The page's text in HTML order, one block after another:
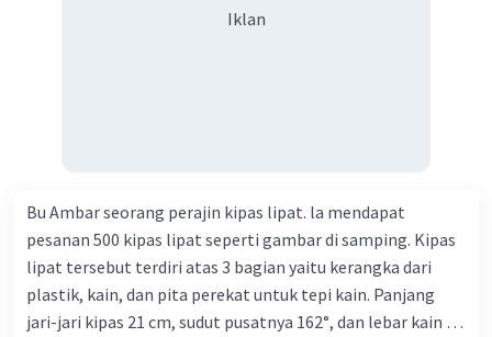
Iklan
Bu Ambar seorang perajin kipas lipat. la mendapat
pesanan 500 kipas lipat seperti gambar di samping. Kipas
lipat tersebut terdiri atas 3 bagian yaitu kerangka dari
plastik, kain, dan pita perekat untuk tepi kain. Panjang
jari-jari kipas 21 cm, sudut pusatnya 162°, dan lebar kain 14